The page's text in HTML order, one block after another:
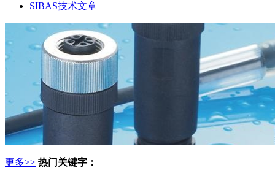
SIBAS技术文章
更多>> 热门关键字：